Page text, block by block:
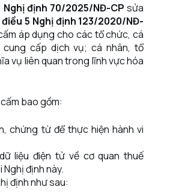
Nghị định 70/2025/NĐ-CP sửa
5 Nghị định 123/2020/NĐ-
áp dụng cho các tổ chức, cá
cung cấp dịch vụ; cá nhân, tổ
vụ liên quan trong lĩnh vực hóa
bao gồm:
chứng từ để thực hiện hành vi
liệu điện tử về cơ quan thuế
định này.
định như sau: